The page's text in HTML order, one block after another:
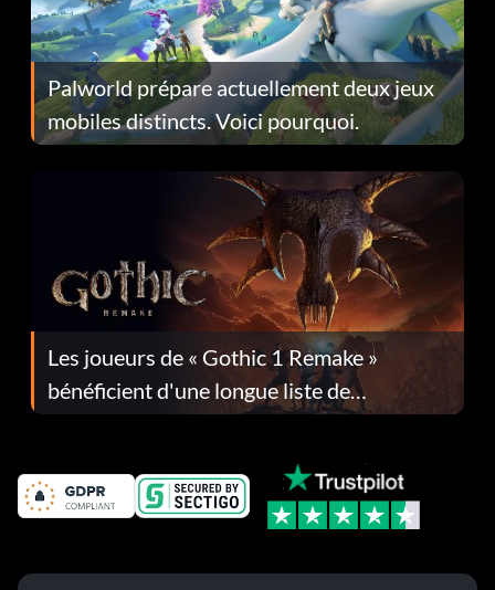
Palworld prépare actuellement deux jeux
mobiles distincts. Voici pourquoi.
Les joueurs de « Gothic 1 Remake »
bénéficient d'une longue liste de
corrections dans la mise à jour 1.0.4